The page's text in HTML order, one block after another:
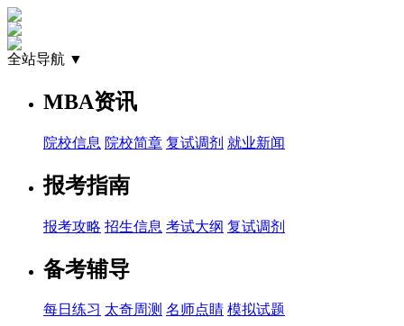
全站导航 ▼
MBA资讯
院校信息 院校简章 复试调剂 就业新闻
报考指南
报考攻略 招生信息 考试大纲 复试调剂
备考辅导
每日练习 太奇周测 名师点睛 模拟试题